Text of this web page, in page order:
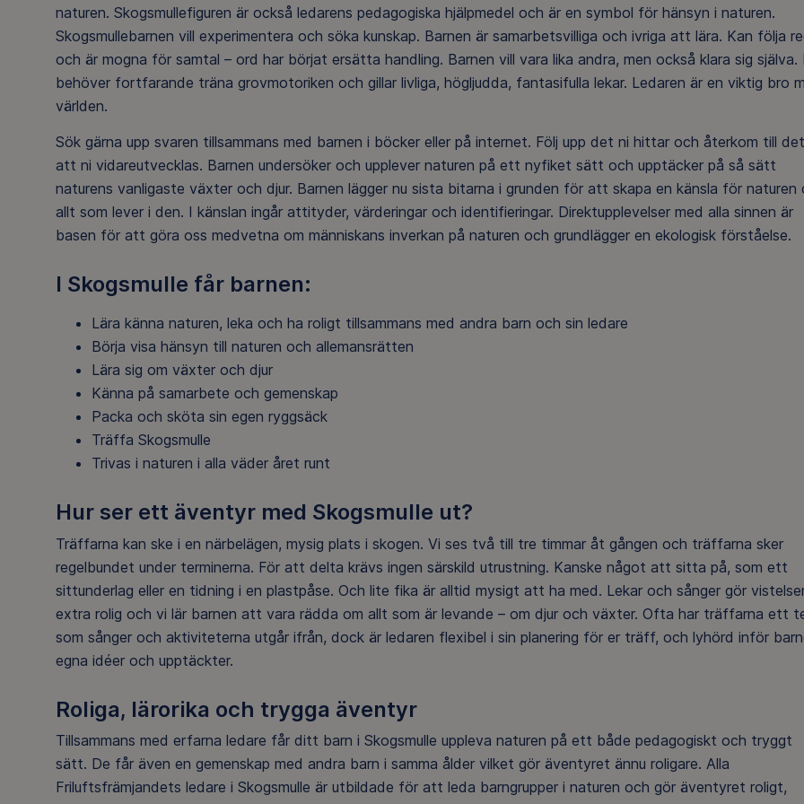
naturen. Skogsmullefiguren är också ledarens pedagogiska hjälpmedel och är en symbol för hänsyn i naturen.
Skogsmullebarnen vill experimentera och söka kunskap. Barnen är samarbetsvilliga och ivriga att lära. Kan följa
och är mogna för samtal – ord har börjat ersätta handling. Barnen vill vara lika andra, men också klara sig själva.
behöver fortfarande träna grovmotoriken och gillar livliga, högljudda, fantasifulla lekar. Ledaren är en viktig bro
världen.
Sök gärna upp svaren tillsammans med barnen i böcker eller på internet. Följ upp det ni hittar och återkom till
att ni vidareutvecklas. Barnen undersöker och upplever naturen på ett nyfiket sätt och upptäcker på så sätt
naturens vanligaste växter och djur. Barnen lägger nu sista bitarna i grunden för att skapa en känsla för naturen
allt som lever i den. I känslan ingår attityder, värderingar och identifieringar. Direktupplevelser med alla sinnen är
basen för att göra oss medvetna om människans inverkan på naturen och grundlägger en ekologisk förståelse.
I Skogsmulle får barnen:
Lära känna naturen, leka och ha roligt tillsammans med andra barn och sin ledare
Börja visa hänsyn till naturen och allemansrätten
Lära sig om växter och djur
Känna på samarbete och gemenskap
Packa och sköta sin egen ryggsäck
Träffa Skogsmulle
Trivas i naturen i alla väder året runt
Hur ser ett äventyr med Skogsmulle ut?
Träffarna kan ske i en närbelägen, mysig plats i skogen. Vi ses två till tre timmar åt gången och träffarna sker
regelbundet under terminerna. För att delta krävs ingen särskild utrustning. Kanske något att sitta på, som ett
sittunderlag eller en tidning i en plastpåse. Och lite fika är alltid mysigt att ha med. Lekar och sånger gör
extra rolig och vi lär barnen att vara rädda om allt som är levande – om djur och växter. Ofta har träffarna ett
som sånger och aktiviteterna utgår ifrån, dock är ledaren flexibel i sin planering för er träff, och lyhörd inför
egna idéer och upptäckter.
Roliga, lärorika och trygga äventyr
Tillsammans med erfarna ledare får ditt barn i Skogsmulle uppleva naturen på ett både pedagogiskt och tryggt
sätt. De får även en gemenskap med andra barn i samma ålder vilket gör äventyret ännu roligare. Alla
Friluftsfrämjandets ledare i Skogsmulle är utbildade för att leda barngrupper i naturen och gör äventyret roligt,